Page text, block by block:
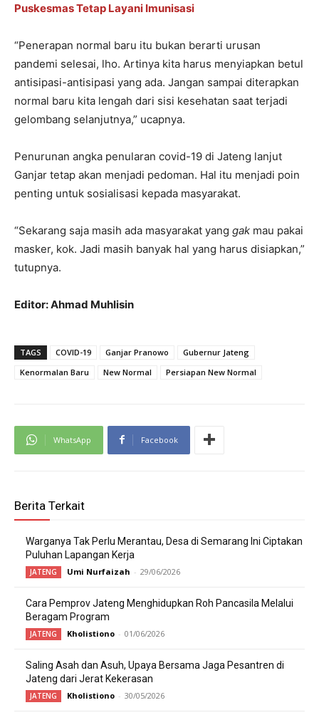
Puskesmas Tetap Layani Imunisasi
“Penerapan normal baru itu bukan berarti urusan
pandemi selesai, lho. Artinya kita harus menyiapkan betul
antisipasi-antisipasi yang ada. Jangan sampai diterapkan
normal baru kita lengah dari sisi kesehatan saat terjadi
gelombang selanjutnya,” ucapnya.
Penurunan angka penularan covid-19 di Jateng lanjut
Ganjar tetap akan menjadi pedoman. Hal itu menjadi poin
penting untuk sosialisasi kepada masyarakat.
“Sekarang saja masih ada masyarakat yang gak mau pakai
masker, kok. Jadi masih banyak hal yang harus disiapkan,”
tutupnya.
Editor: Ahmad Muhlisin
TAGS COVID-19 Ganjar Pranowo
Gubernur Jateng
Kenormalan Baru
New Normal Persiapan New Normal
WhatsApp Facebook
Berita Terkait
Warganya Tak Perlu Merantau, Desa di Semarang Ini Ciptakan
Puluhan Lapangan Kerja
JATENG Umi Nurfaizah - 29/06/2026
Cara Pemprov Jateng Menghidupkan Roh Pancasila Melalui
Beragam Program
JATENG Kholistiono - 01/06/2026
Saling Asah dan Asuh, Upaya Bersama Jaga Pesantren di
Jateng dari Jerat Kekerasan
JATENG Kholistiono - 30/05/2026